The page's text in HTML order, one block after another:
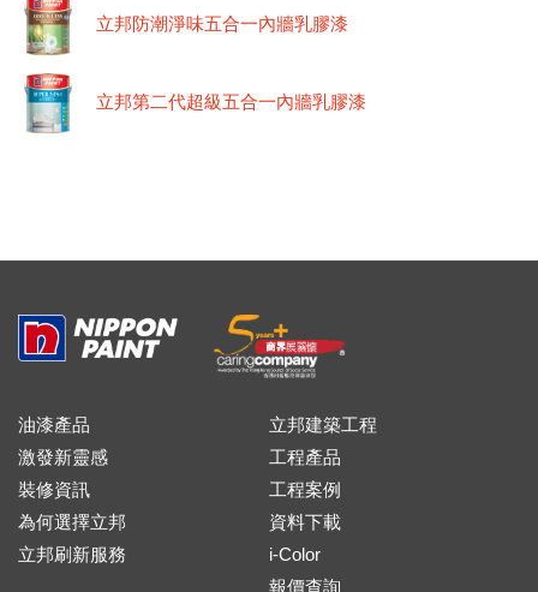
立邦防潮淨味五合一內牆乳膠漆
立邦第二代超級五合一內牆乳膠漆
油漆產品
激發新靈感
裝修資訊
為何選擇立邦
立邦刷新服務
立邦建築工程
工程產品
工程案例
資料下載
i-Color
報價查詢